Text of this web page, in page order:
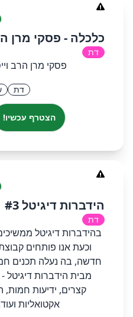
כלכלה - פסקי מרן
דת
פסקי מרן הרב
דת
הצטרף עכשיו!
הידברות דיגיטל #3
דת
בהידברות דיגיטל
וכעת אנו פותחים
חדשה, בה נעלה תכנים
מבית הידברות דיגיטל
קצרים, ידיעות חמות,
אקטואליות